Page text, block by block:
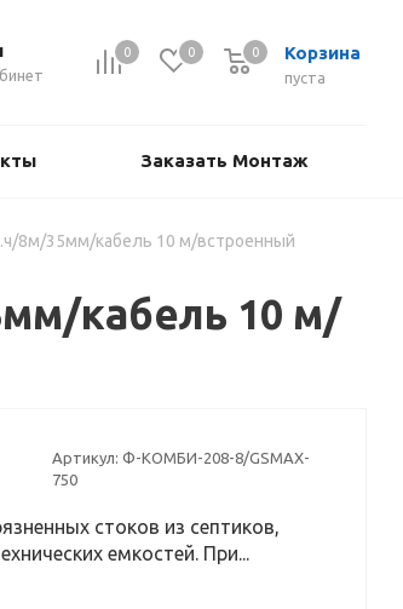
0 0 Корзина
пуста
0
Заказать Монтаж
8м/35мм/кабель 10 м/встроенный
кабель 10 м/
Артикул: Ф-КОМБИ-208-8/GSMAX-
750
стоков из септиков,
емкостей. При...